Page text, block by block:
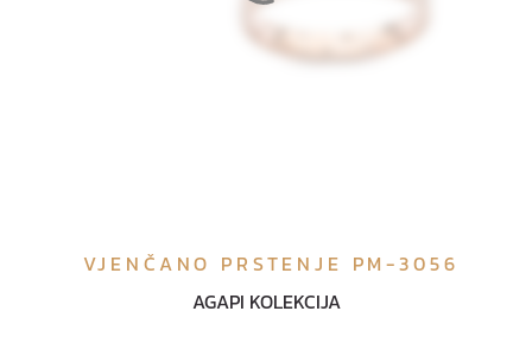
VJENČANO PRSTENJE PM-3056
AGAPI KOLEKCIJA